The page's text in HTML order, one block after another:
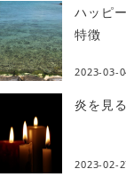
ハッピ
特徴
2023-03-
炎を見
2023-02-